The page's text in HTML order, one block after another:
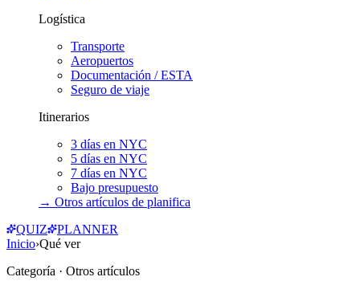
Logística
Transporte
Aeropuertos
Documentación / ESTA
Seguro de viaje
Itinerarios
3 días en NYC
5 días en NYC
7 días en NYC
Bajo presupuesto
→ Otros artículos de planifica
QUIZ
PLANNER
Inicio›Qué ver
Categoría · Otros artículos